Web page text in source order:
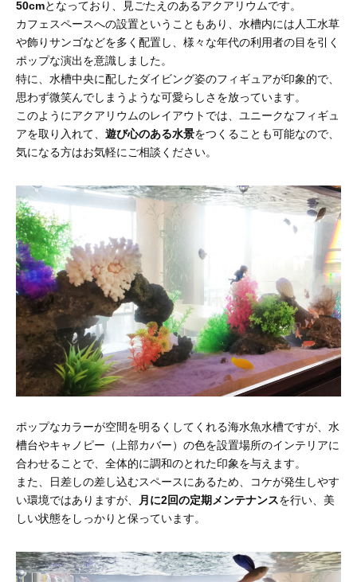
50cmとなっており、見ごたえのあるアクアリウムです。
カフェスペースへの設置ということもあり、水槽内には人工水草
や飾りサンゴなどを多く配置し、様々な年代の利用者の目を引く
ポップな演出を意識しました。
特に、水槽中央に配したダイビング姿のフィギュアが印象的で、
思わず微笑んでしまうような可愛らしさを放っています。
このようにアクアリウムのレイアウトでは、ユニークなフィギュ
アを取り入れて、 遊び心のある水景をつくることも可能なので、
気になる方はお気軽にご相談ください。
ポップなカラーが空間を明るくしてくれる海水魚水槽ですが、水
槽台やキャノピー（上部カバー）の色を設置場所のインテリアに
合わせることで、全体的に調和のとれた印象を与えます。
また、日差しの差し込むスペースにあるため、コケが発生しやす
い環境ではありますが、
月に2回の定期メンテナンスを行い、美
しい状態をしっかりと保っています。